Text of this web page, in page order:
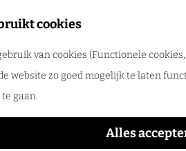
cookies
van cookies (Functionele
website zo goed mogelijk te laten
gaan.
Alles
Nijmegen samen met een gids. Ga
Sam & Julia
Waar: